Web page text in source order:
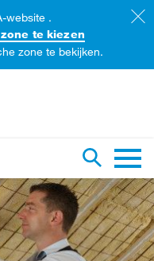
website .
te kiezen
zone te bekijken.